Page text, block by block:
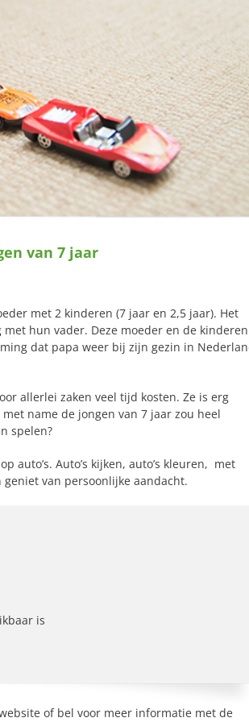
van 7 jaar
met 2 kinderen (7 jaar en 2,5 jaar). Het
hun vader. Deze moeder en de kinderen
dat papa weer bij zijn gezin in
allerlei zaken veel tijd kosten. Ze is erg
name de jongen van 7 jaar zou heel
spelen?
auto’s. Auto’s kijken, auto’s kleuren, met
van persoonlijke aandacht.
is
of bel voor meer informatie met de